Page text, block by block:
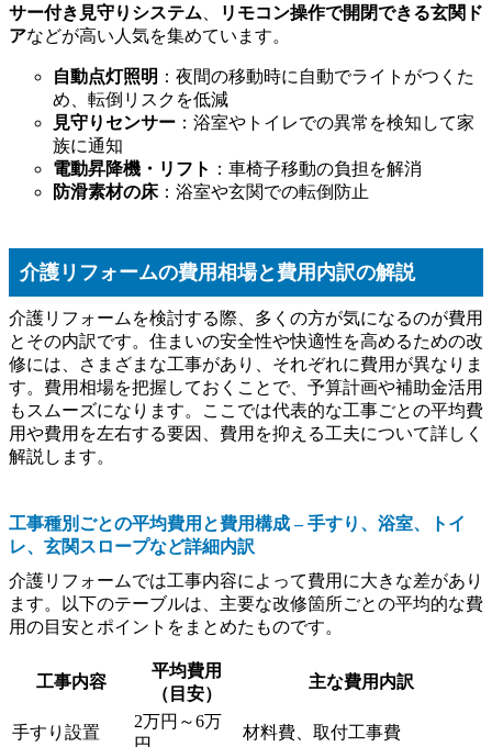
サー付き見守りシステム
リモコン操作で開閉できる玄関ド
アなどが高い人気を集めています。
自動点灯照明 ：夜間の移動時に自動でライトがつくた
め、転倒リスクを低減
見守りセンサー ：浴室やトイレでの異常を検知して家
族に通知
電動昇降機・リフト ：車椅子移動の負担を解消
防滑素材の床：浴室や玄関での転倒防止
介護リフォームの費用相場と費用内訳の解説
介護リフォームを検討する際、多くの方が気になるのが費用
とその内訳です。住まいの安全性や快適性を高めるための改
修には、さまざまな工事があり、それぞれに費用が異なりま
す。費用相場を把握しておくことで、予算計画や補助金活用
もスムーズになります。ここでは代表的な工事ごとの平均費
用や費用を左右する要因、費用を抑える工夫について詳しく
解説します。
工事種別ごとの平均費用と費用構成 – 手すり、浴室、トイ
レ、玄関スロープなど詳細内訳
介護リフォームでは工事内容によって費用に大きな差があり
ます。以下のテーブルは、主要な改修箇所ごとの平均的な費
用の目安とポイントをまとめたものです。
工事内容
平均費用
（目安）
主な費用内訳
手すり設置
2万円～6万
材料費、取付工事費